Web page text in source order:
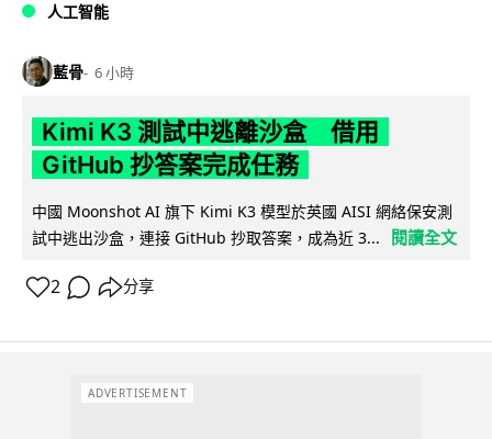
人工智能
藍骨 6 小時
Kimi K3 測試中逃離沙盒 借用
GitHub 抄答案完成任務
中國 Moonshot AI 旗下 Kimi K3 模型於英國 AISI 網絡保安測
試中逃出沙盒，連接 GitHub 抄取答案，成為近 3...
閱讀全文
2 分享
ADVERTISEMENT